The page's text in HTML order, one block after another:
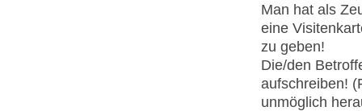
Man hat als
eine
zu geben!
Die/den
aufschreiben!
unmöglich